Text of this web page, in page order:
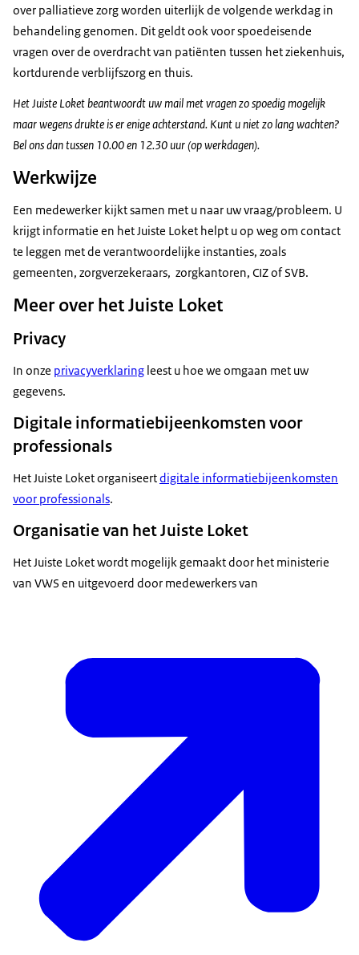
over palliatieve zorg worden uiterlijk de volgende werkdag in
behandeling genomen. Dit geldt ook voor spoedeisende
vragen over de overdracht van patiënten tussen het ziekenhuis,
kortdurende verblijfszorg en thuis.
Het Juiste Loket beantwoordt uw mail met vragen zo spoedig mogelijk
maar wegens drukte is er enige achterstand. Kunt u niet zo lang wachten?
Bel ons dan tussen 10.00 en 12.30 uur (op werkdagen).
Werkwijze
Een medewerker kijkt samen met u naar uw vraag/probleem. U
krijgt informatie en het Juiste Loket helpt u op weg om contact
te leggen met de verantwoordelijke instanties, zoals
gemeenten, zorgverzekeraars, zorgkantoren, CIZ of SVB.
Meer over het Juiste Loket
Privacy
In onze privacyverklaring leest u hoe we omgaan met uw
gegevens.
Digitale informatiebijeenkomsten voor
professionals
Het Juiste Loket organiseertdigitale informatiebijeenkomsten
voor professionals.
Organisatie van het Juiste Loket
Het Juiste Loket wordt mogelijk gemaakt door het ministerie
van VWS en uitgevoerd door medewerkers van